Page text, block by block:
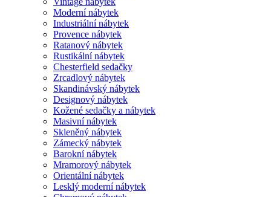
Moderní nábytek
Industriální nábytek
Provence nábytek
Ratanový nábytek
Rustikální nábytek
Chesterfield sedačky
Zrcadlový nábytek
Skandinávský nábytek
Designový nábytek
Kožené sedačky a nábytek
Masivní nábytek
Skleněný nábytek
Zámecký nábytek
Barokní nábytek
Mramorový nábytek
Orientální nábytek
Lesklý moderní nábytek